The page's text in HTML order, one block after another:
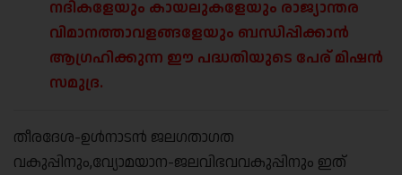
നദികളേയും കായലുകളേയും രാജ്യാന്തര
വിമാനത്താവളങ്ങളേയും ബന്ധിപ്പിക്കാൻ
ആഗ്രഹിക്കുന്ന ഈ പദ്ധതിയുടെ പേര് മിഷൻ
സമുദ്ര.
തീരദേശ-ഉൾനാടൻ ജലഗതാഗത
വകുപ്പിനും,വ്യോമയാന-ജലവിഭവവകുപ്പിനും ഇത്